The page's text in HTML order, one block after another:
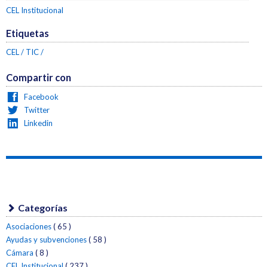
CEL Institucional
Etiquetas
CEL TIC
Compartir con
Facebook
Twitter
Linkedin
Categorías
Asociaciones( 65 )
Ayudas y subvenciones( 58 )
Cámara ( 8 )